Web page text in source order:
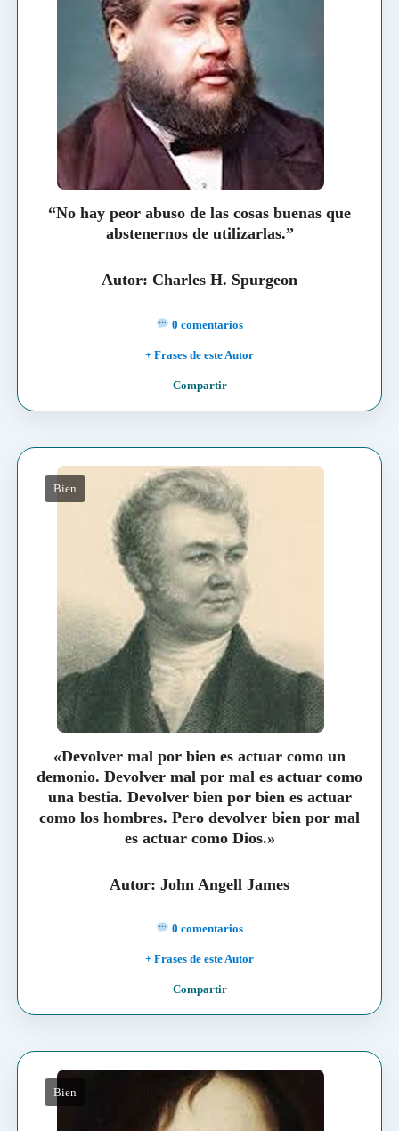
“No hay peor abuso de las cosas buenas que
abstenernos de utilizarlas.”
Autor: Charles H. Spurgeon
0 comentarios
|
+ Frases de este Autor
|
Compartir
Bien
«Devolver mal por bien es actuar como un
demonio. Devolver mal por mal es actuar como
una bestia. Devolver bien por bien es actuar
como los hombres. Pero devolver bien por mal
es actuar como Dios.»
Autor: John Angell James
0 comentarios
|
+ Frases de este Autor
|
Compartir
Bien